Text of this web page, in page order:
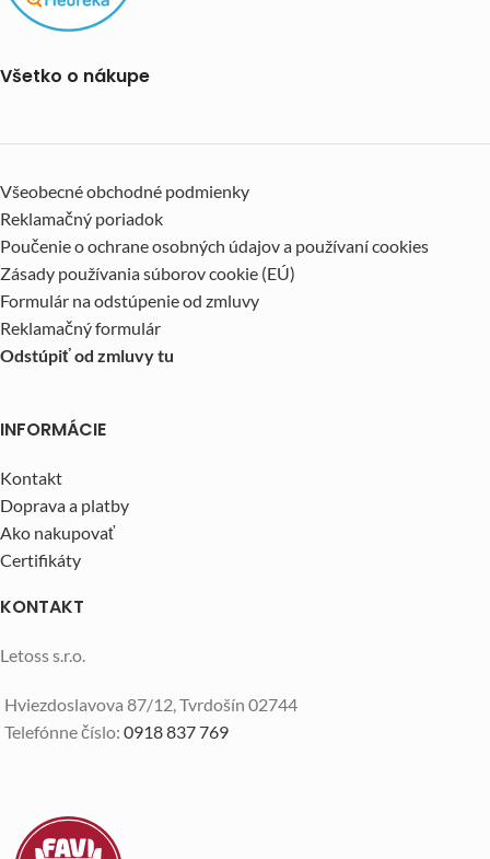
Všetko o nákupe
Všeobecné obchodné podmienky
Reklamačný poriadok
Poučenie o ochrane osobných údajov a používaní cookies
Zásady používania súborov cookie (EÚ)
Formulár na odstúpenie od zmluvy
Reklamačný formulár
Odstúpiť od zmluvy tu
INFORMÁCIE
Kontakt
Doprava a platby
Ako nakupovať
Certifikáty
KONTAKT
Letoss s.r.o.
Hviezdoslavova 87/12, Tvrdošín 02744
Telefónne číslo: 0918 837 769